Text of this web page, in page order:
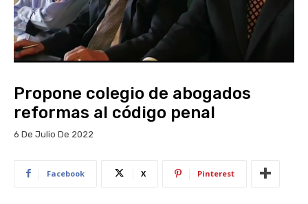
Propone colegio de abogados
reformas al código penal
6 De Julio De 2022
Facebook X Pinterest